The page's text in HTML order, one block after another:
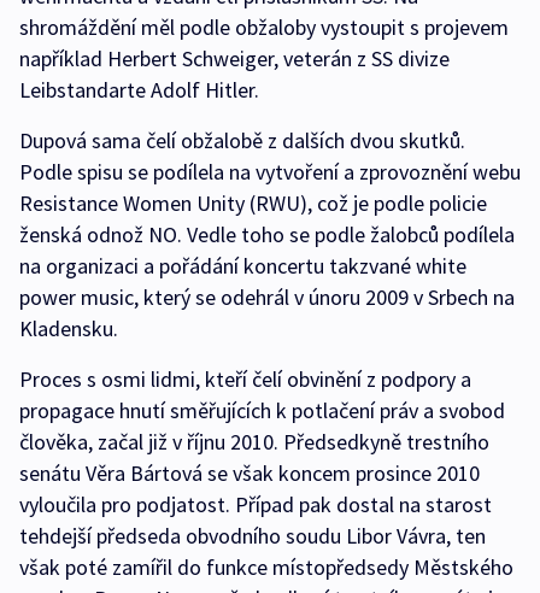
shromáždění měl podle obžaloby vystoupit s projevem
například Herbert Schweiger, veterán z SS divize
Leibstandarte Adolf Hitler.
Dupová sama čelí obžalobě z dalších dvou skutků.
Podle spisu se podílela na vytvoření a zprovoznění webu
Resistance Women Unity (RWU), což je podle policie
ženská odnož NO. Vedle toho se podle žalobců podílela
na organizaci a pořádání koncertu takzvané white
power music, který se odehrál v únoru 2009 v Srbech na
Kladensku.
Proces s osmi lidmi, kteří čelí obvinění z podpory a
propagace hnutí směřujících k potlačení práv a svobod
člověka, začal již v říjnu 2010. Předsedkyně trestního
senátu Věra Bártová se však koncem prosince 2010
vyloučila pro podjatost. Případ pak dostal na starost
tehdejší předseda obvodního soudu Libor Vávra, ten
však poté zamířil do funkce místopředsedy Městského